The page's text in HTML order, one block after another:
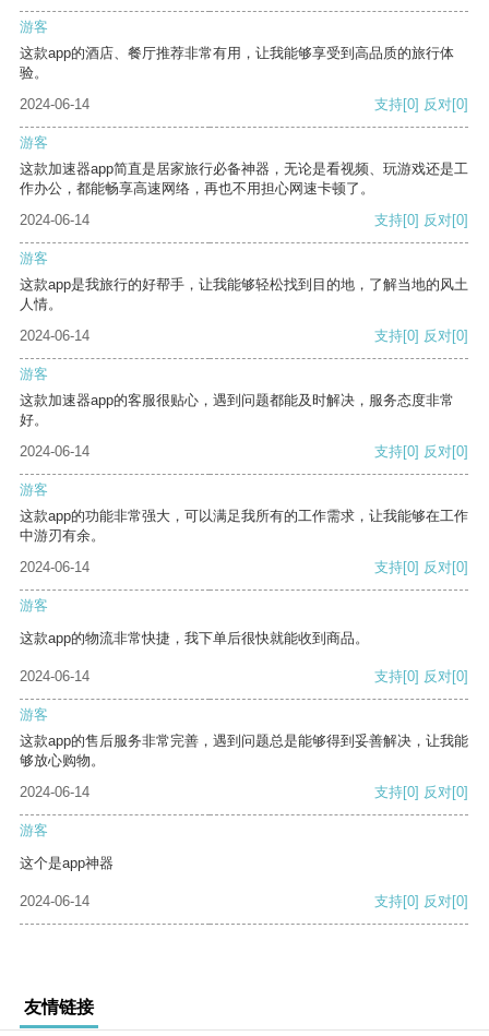
游客
这款app的酒店、餐厅推荐非常有用，让我能够享受到高品质的旅行体
验。
2024-06-14
支持[0] 反对[0]
游客
这款加速器app简直是居家旅行必备神器，无论是看视频、玩游戏还是工
作办公，都能畅享高速网络，再也不用担心网速卡顿了。
2024-06-14
支持[0] 反对[0]
游客
这款app是我旅行的好帮手，让我能够轻松找到目的地，了解当地的风土
人情。
2024-06-14
支持[0] 反对[0]
游客
这款加速器app的客服很贴心，遇到问题都能及时解决，服务态度非常
好。
2024-06-14
支持[0] 反对[0]
游客
这款app的功能非常强大，可以满足我所有的工作需求，让我能够在工作
中游刃有余。
2024-06-14
支持[0] 反对[0]
游客
这款app的物流非常快捷，我下单后很快就能收到商品。
2024-06-14 支持[0] 反对[0]
游客
这款app的售后服务非常完善，遇到问题总是能够得到妥善解决，让我能
够放心购物。
2024-06-14
支持[0] 反对[0]
游客
这个是app神器
2024-06-14 支持[0] 反对[0]
友情链接